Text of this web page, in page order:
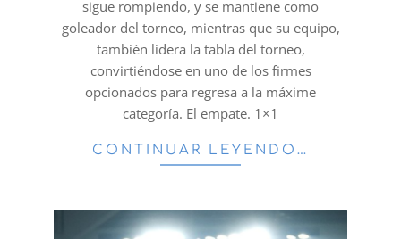
sigue rompiendo, y se mantiene como
goleador del torneo, mientras que su equipo,
también lidera la tabla del torneo,
convirtiéndose en uno de los firmes
opcionados para regresa a la máxime
categoría. El empate. 1×1
CONTINUAR LEYENDO…